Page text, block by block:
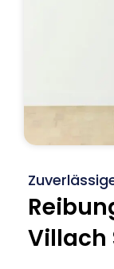
Villach